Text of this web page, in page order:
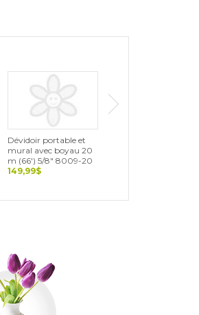
Dévidoir portable et
mural avec boyau 20
m (66') 5/8" 8009-20
149,99$